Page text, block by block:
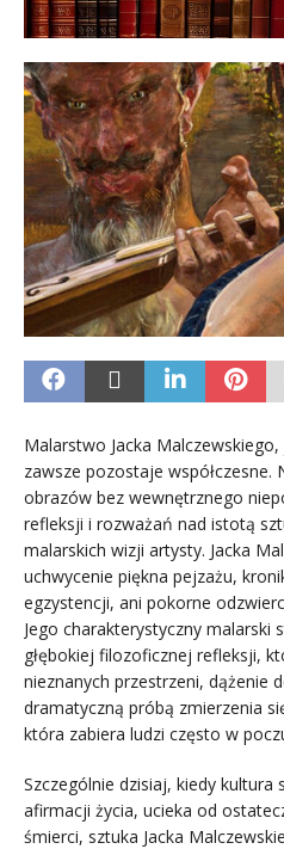
Malarstwo Jacka
zawsze pozostaje współczesne.
obrazów bez wewnętrznego
refleksji i rozważań nad istotą
malarskich wizji artysty. Jacka
uchwycenie piękna pejzażu,
egzystencji, ani pokorne
Jego charakterystyczny malarski
głębokiej filozoficznej refleksji,
nieznanych przestrzeni, dążenie
dramatyczną próbą zmierzenia
która zabiera ludzi często w
Szczególnie dzisiaj, kiedy kultura
afirmacji życia, ucieka od
śmierci, sztuka Jacka